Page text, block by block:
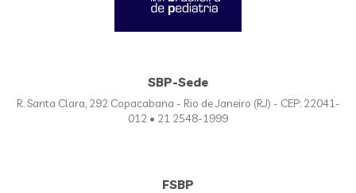
SBP-Sede
R. Santa Clara, 292 Copacabana - Rio de Janeiro (RJ) - CEP: 22041-
012 • 21 2548-1999
FSBP